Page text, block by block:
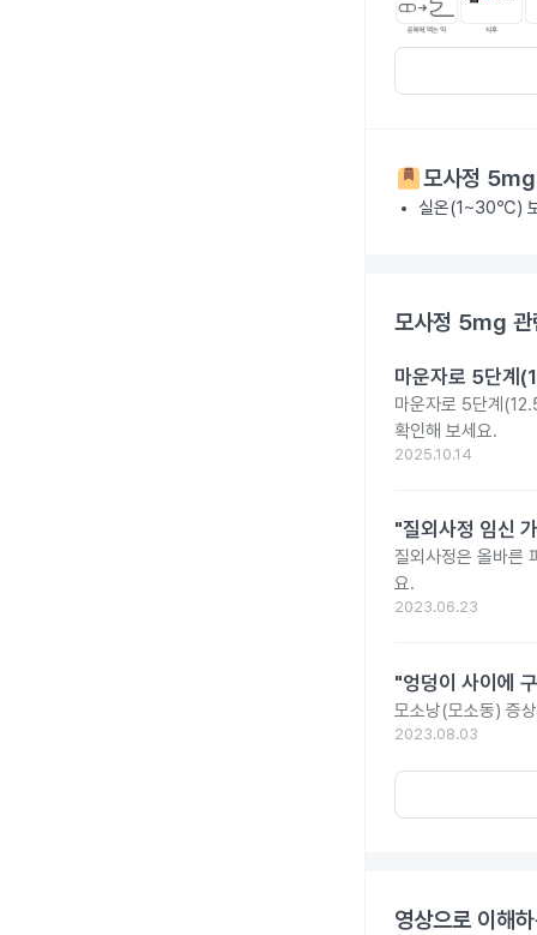
모사정 5mg
실온(1~30℃)
모사정 5mg
마운자로 5단계
마운자로 5단계
확인해 보세요.
2025.10.14
"질외사정 임신
질외사정은 올바른
요.
2023.06.23
"엉덩이 사이에
모소낭(모소동) 증
2023.08.03
영상으로 이해